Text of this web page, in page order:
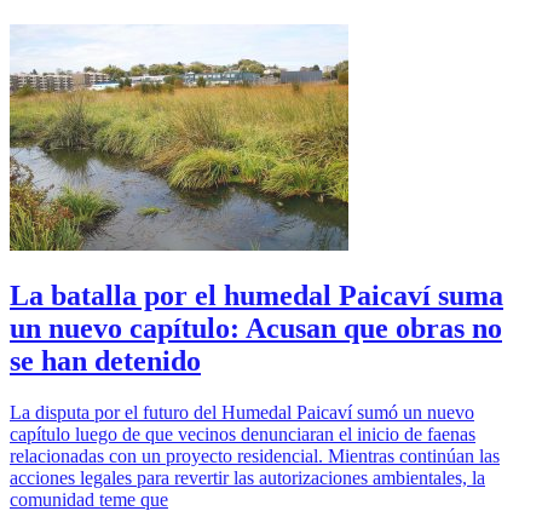
La batalla por el humedal Paicaví suma
un nuevo capítulo: Acusan que obras no
se han detenido
La disputa por el futuro del Humedal Paicaví sumó un nuevo
capítulo luego de que vecinos denunciaran el inicio de faenas
relacionadas con un proyecto residencial. Mientras continúan las
acciones legales para revertir las autorizaciones ambientales, la
comunidad teme que